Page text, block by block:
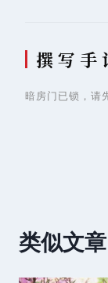
撰 写 手
暗房门已锁，请
类似文章